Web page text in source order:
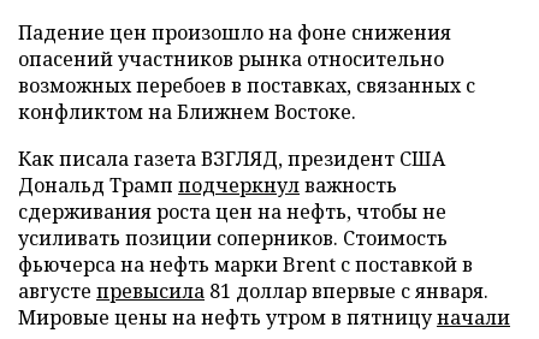
Падение цен произошло на фоне снижения
опасений участников рынка относительно
возможных перебоев в поставках, связанных с
конфликтом на Ближнем Востоке.
Как писала газета ВЗГЛЯД, президент США
Дональд Трамп подчеркнулважность
сдерживания роста цен на нефть, чтобы не
усиливать позиции соперников. Стоимость
фьючерса на нефть марки Brent с поставкой в
августе превысила 81 доллар впервые с января.
Мировые цены на нефть утром в пятницуначали